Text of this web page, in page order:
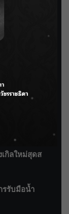
ารประตู
รหลังจาก
ะพง–ห้วย
เกิลใหม่สุดส
รรับมือน้ำ